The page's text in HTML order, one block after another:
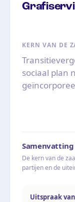
KERN VAN DE
sociaal plan
Samenvatting
De kern van de
partijen en de
Uitspraak